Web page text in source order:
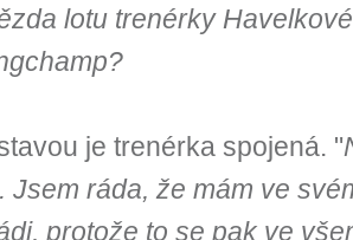
lotu trenérky
je trenérka spojená. "
Jsem ráda, že mám ve
protože to se pak ve